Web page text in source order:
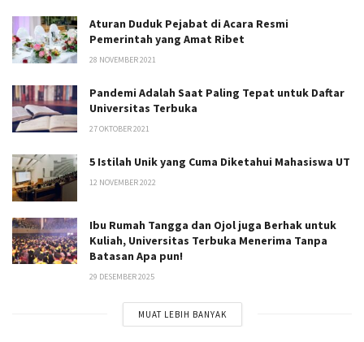
Aturan Duduk Pejabat di Acara Resmi
Pemerintah yang Amat Ribet
28 NOVEMBER 2021
Pandemi Adalah Saat Paling Tepat untuk Daftar
Universitas Terbuka
27 OKTOBER 2021
5 Istilah Unik yang Cuma Diketahui Mahasiswa UT
12 NOVEMBER 2022
Ibu Rumah Tangga dan Ojol juga Berhak untuk
Kuliah, Universitas Terbuka Menerima Tanpa
Batasan Apa pun!
29 DESEMBER 2025
MUAT LEBIH BANYAK